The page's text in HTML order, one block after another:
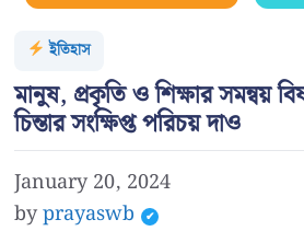
ইতিহাস
মানুষ, প্রকৃতি ও শিক্ষার সমন্বয়
চিন্তার সংক্ষিপ্ত পরিচয় দাও
January 20, 2024
byprayaswb